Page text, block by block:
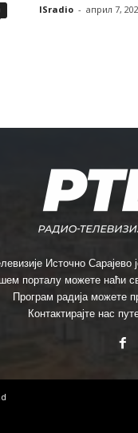
ISradio - април 7,
Источно Сарајево
порталу можете наћи
Програм радија можете
Контактирајте нас